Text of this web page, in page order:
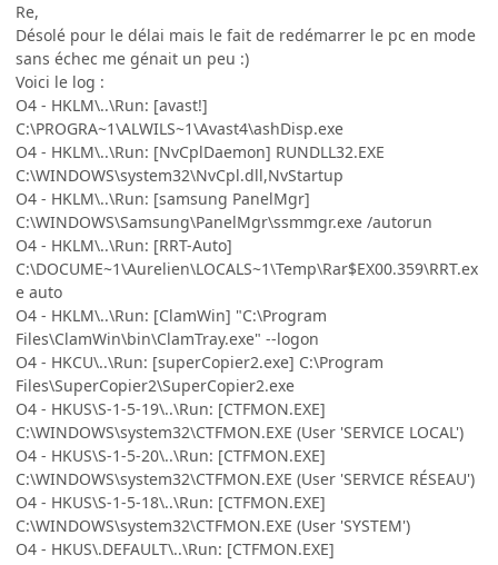
Re,
Désolé pour le délai mais le fait de redémarrer le pc en mode
sans échec me génait un peu :)
Voici le log :
O4 - HKLM\..\Run: [avast!]
C:\PROGRA~1\ALWILS~1\Avast4\ashDisp.exe
O4 - HKLM\..\Run: [NvCplDaemon] RUNDLL32.EXE
C:\WINDOWS\system32\NvCpl.dll,NvStartup
O4 - HKLM\..\Run: [samsung PanelMgr]
C:\WINDOWS\Samsung\PanelMgr\ssmmgr.exe /autorun
O4 - HKLM\..\Run: [RRT-Auto]
C:\DOCUME~1\Aurelien\LOCALS~1\Temp\Rar$EX00.359\RRT.ex
e auto
O4 - HKLM\..\Run: [ClamWin] "C:\Program
Files\ClamWin\bin\ClamTray.exe" --logon
O4 - HKCU\..\Run: [superCopier2.exe] C:\Program
Files\SuperCopier2\SuperCopier2.exe
O4 - HKUS\S-1-5-19\..\Run: [CTFMON.EXE]
C:\WINDOWS\system32\CTFMON.EXE (User 'SERVICE LOCAL')
O4 - HKUS\S-1-5-20\..\Run: [CTFMON.EXE]
C:\WINDOWS\system32\CTFMON.EXE (User 'SERVICE RÉSEAU')
O4 - HKUS\S-1-5-18\..\Run: [CTFMON.EXE]
C:\WINDOWS\system32\CTFMON.EXE (User 'SYSTEM')
O4 - HKUS\.DEFAULT\..\Run: [CTFMON.EXE]